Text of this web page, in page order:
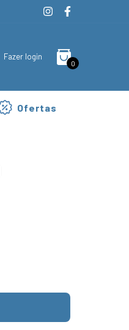
Fazer login
0
Ofertas